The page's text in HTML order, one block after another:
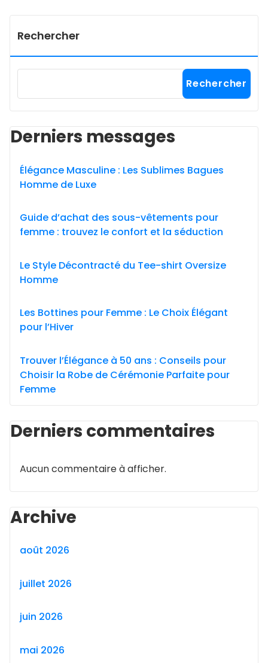
Rechercher
Rechercher
Derniers messages
Élégance Masculine : Les Sublimes Bagues
Homme de Luxe
Guide d’achat des sous-vêtements pour
femme : trouvez le confort et la séduction
Le Style Décontracté du Tee-shirt Oversize
Homme
Les Bottines pour Femme : Le Choix Élégant
pour l’Hiver
Trouver l’Élégance à 50 ans : Conseils pour
Choisir la Robe de Cérémonie Parfaite pour
Femme
Derniers commentaires
Aucun commentaire à afficher.
Archive
août 2026
juillet 2026
juin 2026
mai 2026